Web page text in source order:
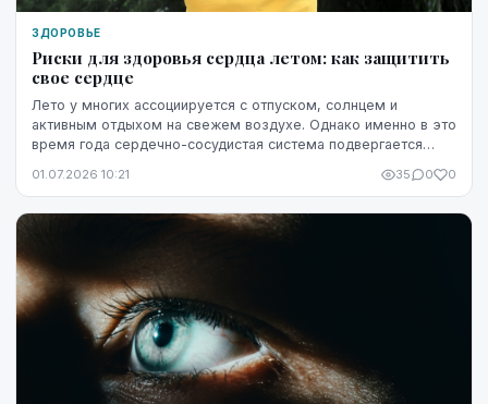
ЗДОРОВЬЕ
Риски для здоровья сердца летом: как защитить
свое сердце
Лето у многих ассоциируется с отпуском, солнцем и
активным отдыхом на свежем воздухе. Однако именно в это
время года сердечно-сосудистая система подвергается
01.07.2026 10:21 35 0 0